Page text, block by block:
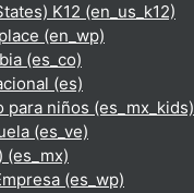
K12 ‎(en_us_k12)‎
‎(en_wp)‎
‎(es_co)‎
‎(es)‎
para niños ‎(es_mx_kids)‎
‎(es_ve)‎
‎(es_mx)‎
‎(es_wp)‎